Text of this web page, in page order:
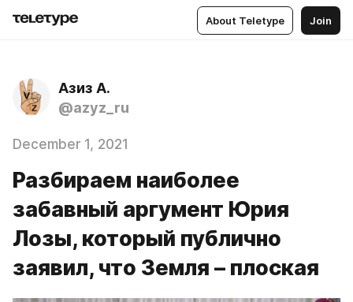
About Teletype Join
Азиз А.
@azyz_ru
December 1, 2021
Разбираем наиболее
забавный аргумент Юрия
Лозы, который публично
заявил, что Земля – плоская